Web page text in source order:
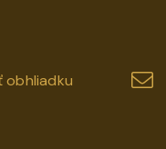
obhliadku